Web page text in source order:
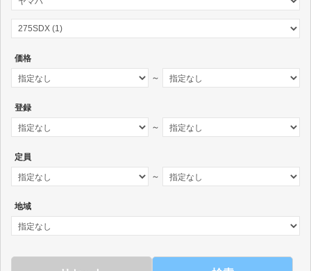
価格
～
登録
～
定員
～
地域